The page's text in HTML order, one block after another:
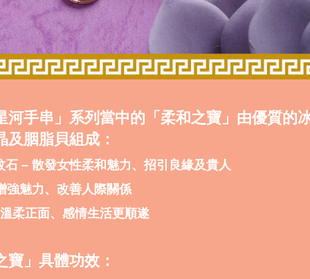
河手串」系列當中的「柔和之寶」由優質的
及胭脂貝組成：
石 – 散發女性柔和魅力、招引良緣及貴人
強魅力、改善人際關係
柔正面、感情生活更順遂
寶」具體功效：